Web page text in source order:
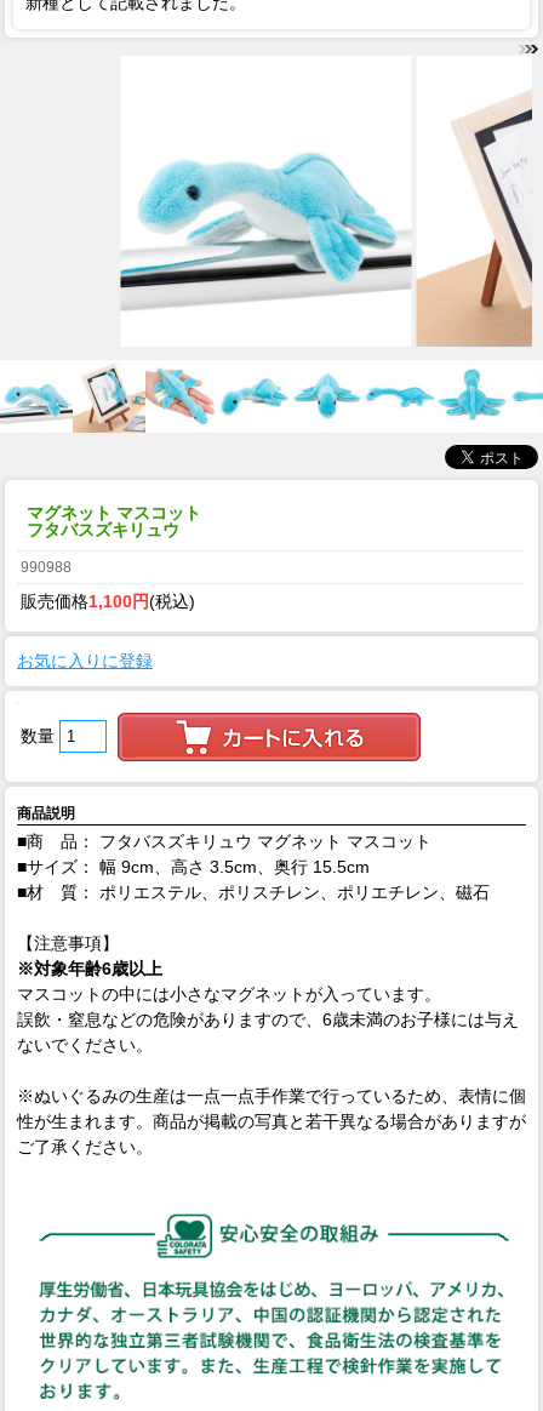
マグネット マスコット
フタバスズキリュウ
990988
販売価格1,100円(税込)
お気に入りに登録
数量
商品説明
■商 品： フタバスズキリュウ マグネット マスコット
■サイズ： 幅 9cm、高さ 3.5cm、奥行 15.5cm
■材 質： ポリエステル、ポリスチレン、ポリエチレン、磁石
【注意事項】
※対象年齢6歳以上
マスコットの中には小さなマグネットが入っています。
誤飲・窒息などの危険がありますので、6歳未満のお子様には与え
ないでください。
※ぬいぐるみの生産は一点一点手作業で行っているため、表情に個
性が生まれます。商品が掲載の写真と若干異なる場合がありますが
ご了承ください。